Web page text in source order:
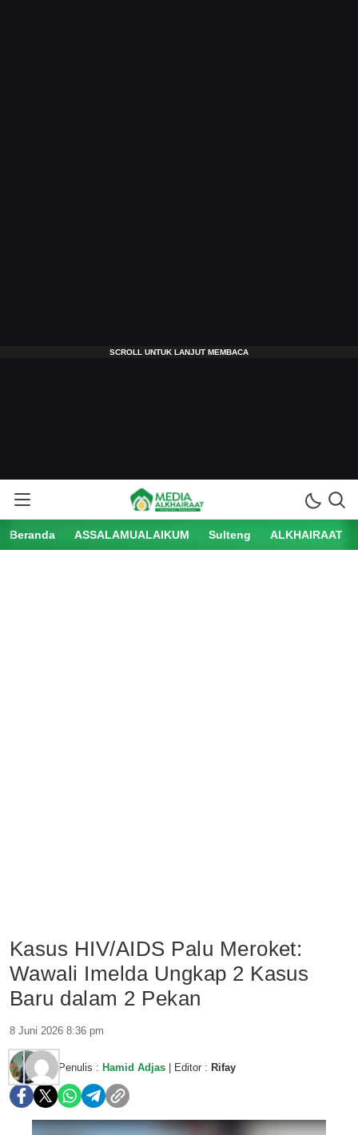
Beranda ASSALAMUALAIKUM Sulteng ALKHAIRAAT
Kasus HIV/AIDS Palu Meroket:
Wawali Imelda Ungkap 2 Kasus
Baru dalam 2 Pekan
8 Juni 2026 8:36 pm
Penulis : Hamid Adjas | Editor : Rifay